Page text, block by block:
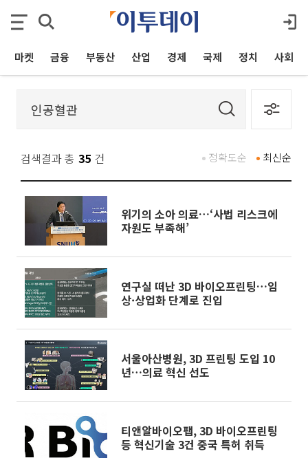
마켓 금융 부동산 산업 경제 국제 정치 사회
검색결과 총 35 건 최신순
정확도순
위기의 소아 의료…‘사법 리스크에
자원도 부족해’
연구실 떠난 3D 바이오프린팅…임
상·상업화 단계로 진입
서울아산병원, 3D 프린팅 도입 10
년…의료 혁신 선도
티앤알바이오팹, 3D 바이오프린팅
등 혁신기술 3건 중국 특허 취득